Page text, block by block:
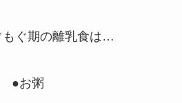
もぐ期の離乳食は…
●お粥